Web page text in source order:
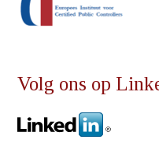
Volg ons op